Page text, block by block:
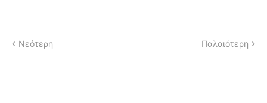
Νεότερη Παλαιότερη